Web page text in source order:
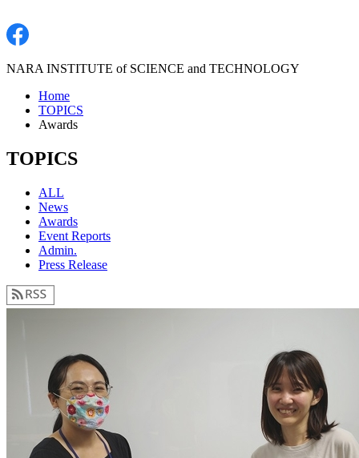
NARA INSTITUTE of SCIENCE and TECHNOLOGY
Home
TOPICS
Awards
TOPICS
ALL
News
Awards
Event Reports
Admin.
Press Release